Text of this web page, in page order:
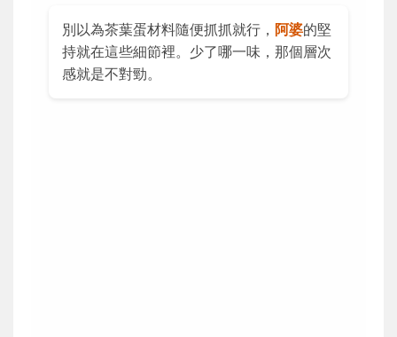
別以為茶葉蛋材料隨便抓抓就行， 阿婆的堅
持就在這些細節裡。少了哪一味，那個層次
感就是不對勁。